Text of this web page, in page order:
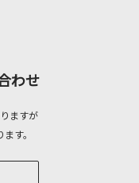
わせ
ますが
す。